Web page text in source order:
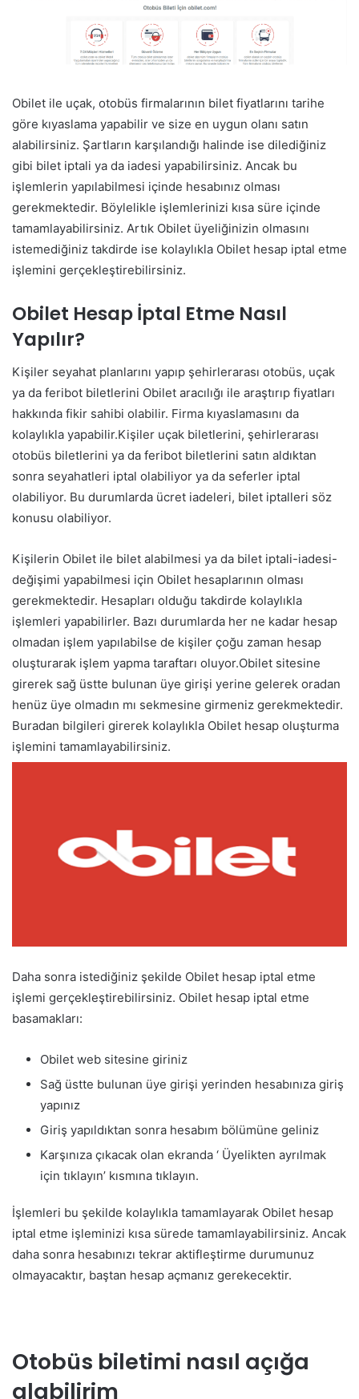
Obilet ile uçak, otobüs firmalarının bilet fiyatlarını tarihe
göre kıyaslama yapabilir ve size en uygun olanı satın
alabilirsiniz. Şartların karşılandığı halinde ise dilediğiniz
gibi bilet iptali ya da iadesi yapabilirsiniz. Ancak bu
işlemlerin yapılabilmesi içinde hesabınız olması
gerekmektedir. Böylelikle işlemlerinizi kısa süre içinde
tamamlayabilirsiniz. Artık Obilet üyeliğinizin olmasını
istemediğiniz takdirde ise kolaylıkla Obilet hesap iptal etme
işlemini gerçekleştirebilirsiniz.
Obilet Hesap İptal Etme Nasıl
Yapılır?
Kişiler seyahat planlarını yapıp şehirlerarası otobüs, uçak
ya da feribot biletlerini Obilet aracılığı ile araştırıp fiyatları
hakkında fikir sahibi olabilir. Firma kıyaslamasını da
kolaylıkla yapabilir.Kişiler uçak biletlerini, şehirlerarası
otobüs biletlerini ya da feribot biletlerini satın aldıktan
sonra seyahatleri iptal olabiliyor ya da seferler iptal
olabiliyor. Bu durumlarda ücret iadeleri, bilet iptalleri söz
konusu olabiliyor.
Kişilerin Obilet ile bilet alabilmesi ya da bilet iptali-iadesi-
değişimi yapabilmesi için Obilet hesaplarının olması
gerekmektedir. Hesapları olduğu takdirde kolaylıkla
işlemleri yapabilirler. Bazı durumlarda her ne kadar hesap
olmadan işlem yapılabilse de kişiler çoğu zaman hesap
oluşturarak işlem yapma taraftarı oluyor.Obilet sitesine
girerek sağ üstte bulunan üye girişi yerine gelerek oradan
henüz üye olmadın mı sekmesine girmeniz gerekmektedir.
Buradan bilgileri girerek kolaylıkla Obilet hesap oluşturma
işlemini tamamlayabilirsiniz.
Daha sonra istediğiniz şekilde Obilet hesap iptal etme
işlemi gerçekleştirebilirsiniz. Obilet hesap iptal etme
basamakları:
Obilet web sitesine giriniz
Sağ üstte bulunan üye girişi yerinden hesabınıza giriş
yapınız
Giriş yapıldıktan sonra hesabım bölümüne geliniz
Karşınıza çıkacak olan ekranda ‘ Üyelikten ayrılmak
için tıklayın’ kısmına tıklayın.
İşlemleri bu şekilde kolaylıkla tamamlayarak Obilet hesap
iptal etme işleminizi kısa sürede tamamlayabilirsiniz. Ancak
daha sonra hesabınızı tekrar aktifleştirme durumunuz
olmayacaktır, baştan hesap açmanız gerekecektir.
Otobüs biletimi nasıl açığa
alabilirim